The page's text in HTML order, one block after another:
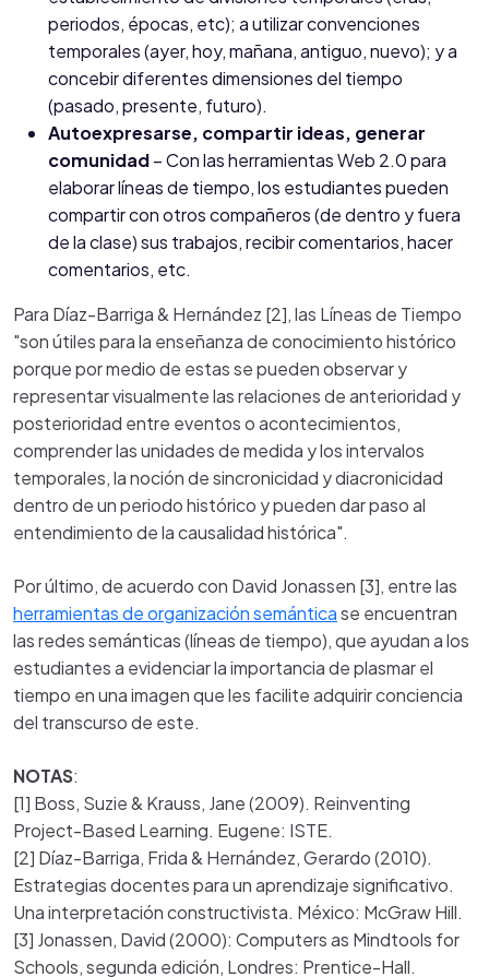
periodos, épocas, etc); a utilizar convenciones
temporales (ayer, hoy, mañana, antiguo, nuevo); y a
concebir diferentes dimensiones del tiempo
(pasado, presente, futuro).
Autoexpresarse, compartir ideas, generar
comunidad– Con las herramientas Web 2.0 para
elaborar líneas de tiempo, los estudiantes pueden
compartir con otros compañeros (de dentro y fuera
de la clase) sus trabajos, recibir comentarios, hacer
comentarios, etc.
Para Díaz-Barriga & Hernández [2], las Líneas de Tiempo
"son útiles para la enseñanza de conocimiento histórico
porque por medio de estas se pueden observar y
representar visualmente las relaciones de anterioridad y
posterioridad entre eventos o acontecimientos,
comprender las unidades de medida y los intervalos
temporales, la noción de sincronicidad y diacronicidad
dentro de un periodo histórico y pueden dar paso al
entendimiento de la causalidad histórica".
Por último, de acuerdo con David Jonassen [3], entre las
herramientas de organización semánticase encuentran
las redes semánticas (líneas de tiempo), que ayudan a los
estudiantes a evidenciar la importancia de plasmar el
tiempo en una imagen que les facilite adquirir conciencia
del transcurso de este.
NOTAS:
[1] Boss, Suzie & Krauss, Jane (2009). Reinventing
Project-Based Learning. Eugene: ISTE.
[2] Díaz-Barriga, Frida & Hernández, Gerardo (2010).
Estrategias docentes para un aprendizaje significativo.
Una interpretación constructivista. México: McGraw Hill.
[3] Jonassen, David (2000): Computers as Mindtools for
Schools, segunda edición, Londres: Prentice-Hall.